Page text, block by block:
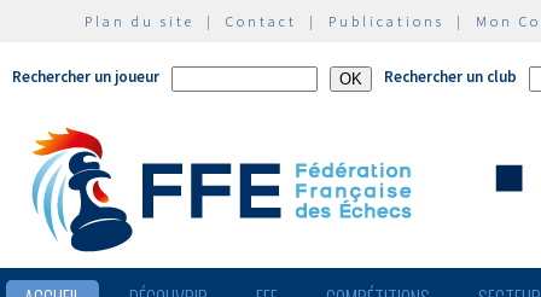
Plan du site | Contact | Publications | Mon
Rechercher un joueur Rechercher un club